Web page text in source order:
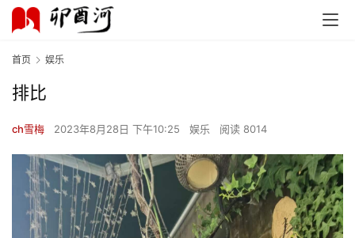
首页 娱乐
排比
ch雪梅 2023年8月28日 下午10:25 娱乐 阅读 8014